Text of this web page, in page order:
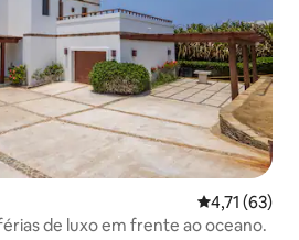
4,71 (63)
de luxo em frente ao oceano.